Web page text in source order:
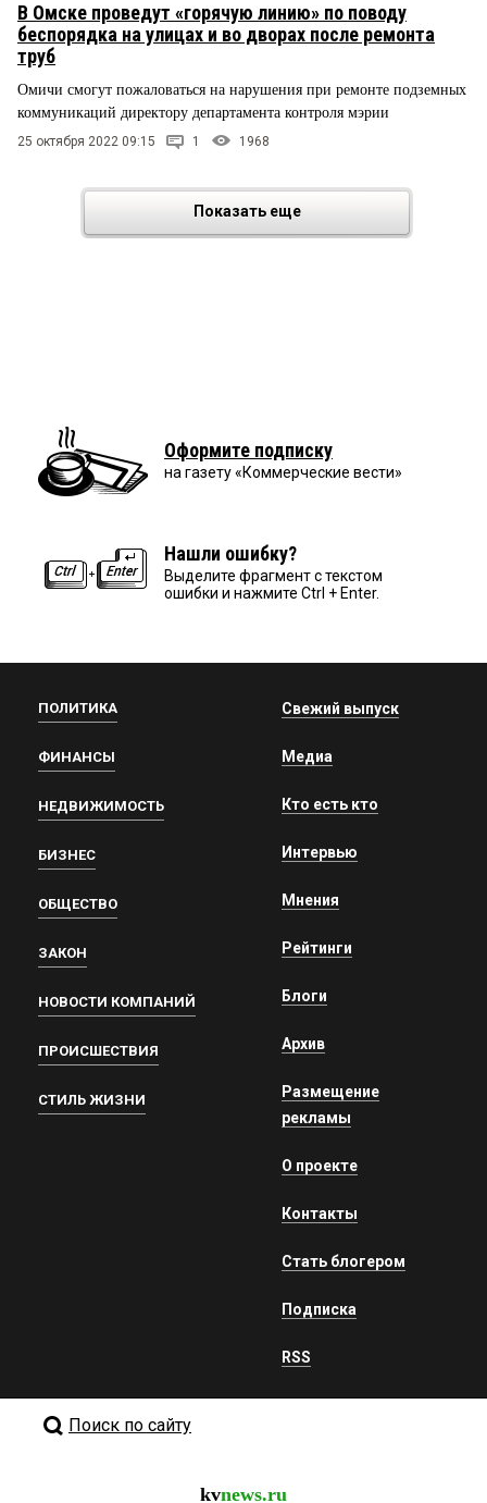
В Омске проведут «горячую линию» по поводу
беспорядка на улицах и во дворах после ремонта
труб
Омичи смогут пожаловаться на нарушения при ремонте подземных
коммуникаций директору департамента контроля мэрии
25 октября 2022 09:15 1 1968
Показать еще
Оформите подписку
на газету «Коммерческие вести»
Нашли ошибку?
Выделите фрагмент с текстом
ошибки и нажмите Ctrl + Enter.
ПОЛИТИКА
ФИНАНСЫ
НЕДВИЖИМОСТЬ
БИЗНЕС
ОБЩЕСТВО
ЗАКОН
НОВОСТИ КОМПАНИЙ
ПРОИСШЕСТВИЯ
СТИЛЬ ЖИЗНИ
Свежий выпуск
Медиа
Кто есть кто
Интервью
Мнения
Рейтинги
Блоги
Архив
Размещение
рекламы
О проекте
Контакты
Стать блогером
Подписка
RSS
Поиск по сайту
kvnews.ru